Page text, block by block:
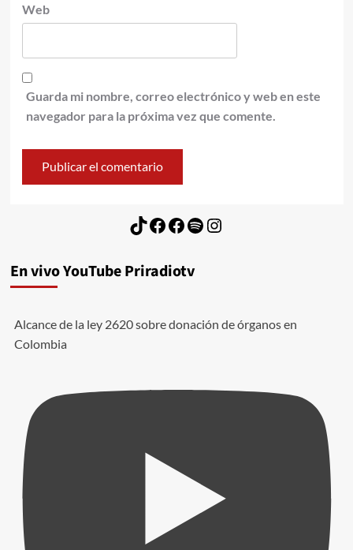
Web
Guarda mi nombre, correo electrónico y web en este
navegador para la próxima vez que comente.
TikTok
Facebook
Facebook
Spotify
Instagram
En vivo YouTube Priradiotv
Alcance de la ley 2620 sobre donación de órganos en
Colombia